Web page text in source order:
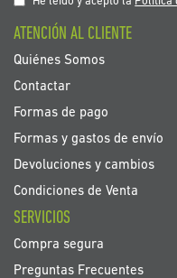
de
noticias:
ATENCIÓN AL CLIENTE
Quiénes Somos
Contactar
Formas de pago
Formas y gastos de envío
Devoluciones y cambios
Condiciones de Venta
SERVICIOS
Compra segura
Preguntas Frecuentes